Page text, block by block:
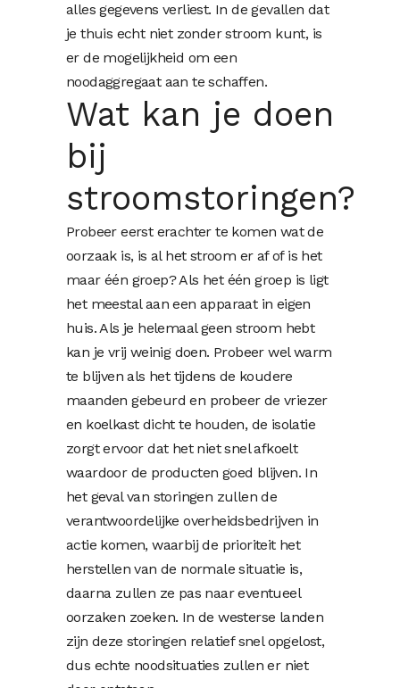
alles gegevens verliest. In de gevallen dat
je thuis echt niet zonder stroom kunt, is
er de mogelijkheid om een
noodaggregaat aan te schaffen.
Wat kan je doen
bij
stroomstoringen?
Probeer eerst erachter te komen wat de
oorzaak is, is al het stroom er af of is het
maar één groep? Als het één groep is ligt
het meestal aan een apparaat in eigen
huis. Als je helemaal geen stroom hebt
kan je vrij weinig doen. Probeer wel warm
te blijven als het tijdens de koudere
maanden gebeurd en probeer de vriezer
en koelkast dicht te houden, de isolatie
zorgt ervoor dat het niet snel afkoelt
waardoor de producten goed blijven. In
het geval van storingen zullen de
verantwoordelijke overheidsbedrijven in
actie komen, waarbij de prioriteit het
herstellen van de normale situatie is,
daarna zullen ze pas naar eventueel
oorzaken zoeken. In de westerse landen
zijn deze storingen relatief snel opgelost,
dus echte noodsituaties zullen er niet